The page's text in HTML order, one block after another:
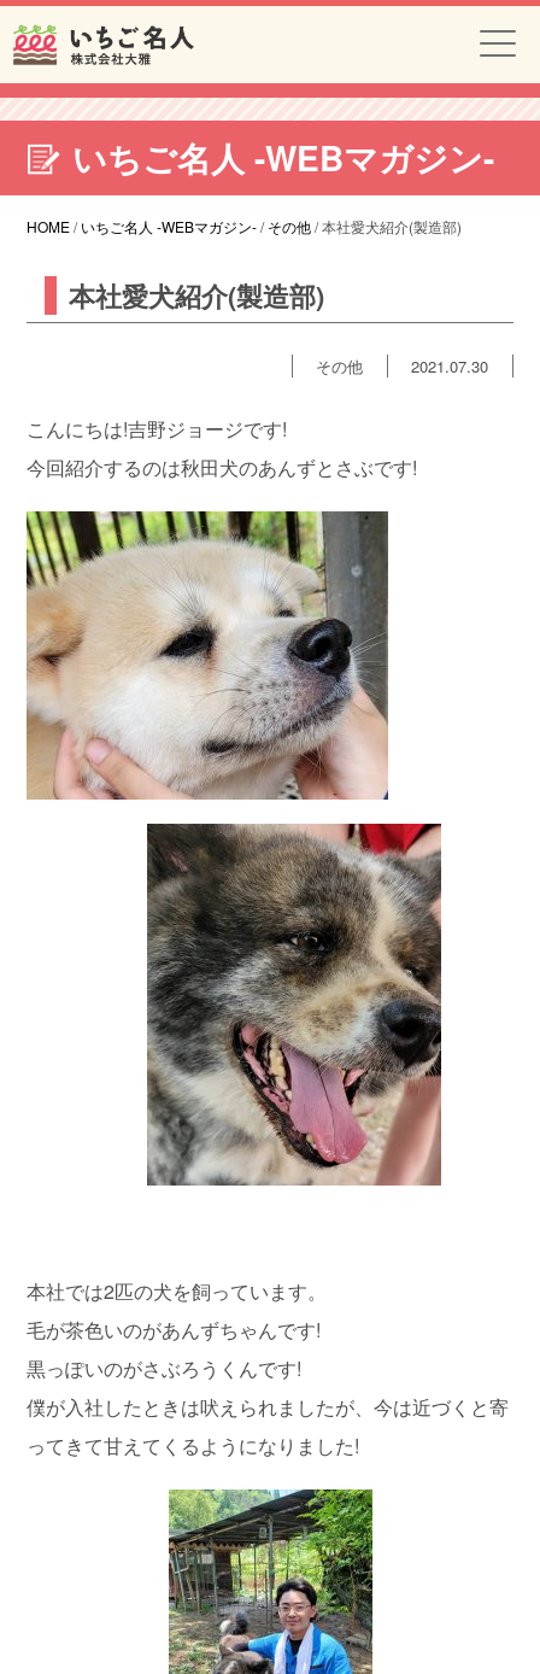
いちご名人 -WEBマガジン-
HOME/いちご名人 -WEBマガジン-/その他/本社愛犬紹介(製造部)
本社愛犬紹介(製造部)
その他 2021.07.30
こんにちは!吉野ジョージです!
今回紹介するのは秋田犬のあんずとさぶです!
本社では2匹の犬を飼っています。
毛が茶色いのがあんずちゃんです!
黒っぽいのがさぶろうくんです!
僕が入社したときは吠えられましたが、今は近づくと寄
ってきて甘えてくるようになりました!